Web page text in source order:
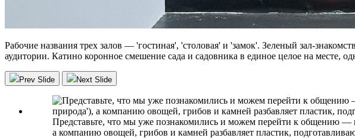
Рабочие названия трех залов — 'гостиная', 'столовая' и 'замок'. Зеленый зал-
аудитории. Катино коронное смешение сада и садовника в единое целое на месте,
Prev Slide Next Slide
Представьте, что мы уже познакомились и можем перейти к общению —
а компанию овощей, грибов и камней разбавляет пластик,